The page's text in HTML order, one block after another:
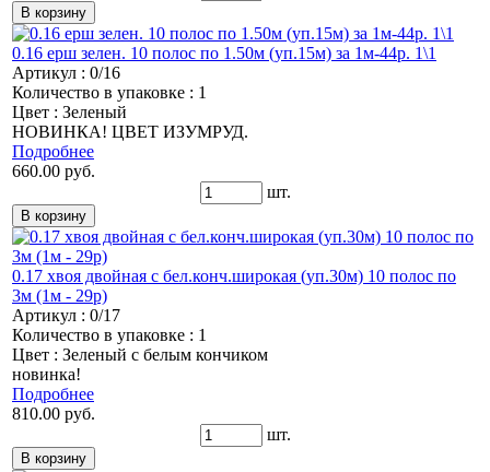
0.16 ерш зелен. 10 полос по 1.50м (уп.15м) за 1м-44р. 1\1
Артикул : 0/16
Количество в упаковке : 1
Цвет : Зеленый
НОВИНКА! ЦВЕТ ИЗУМРУД.
Подробнее
660.00 руб.
шт.
0.17 хвоя двойная с бел.конч.широкая (уп.30м) 10 полос по
3м (1м - 29р)
Артикул : 0/17
Количество в упаковке : 1
Цвет : Зеленый с белым кончиком
новинка!
Подробнее
810.00 руб.
шт.